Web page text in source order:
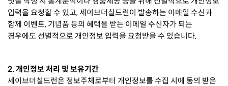
입력을 요청할 수 있고, 세이브더칠드런이 발송하는 이메일 수신과
함께 이벤트, 기념품 등의 혜택을 받는 이메일 수신자가 되는
경우에도 선별적으로 개인정보 입력을 요청받을 수 있습니다.
2. 개인정보 처리 및 보유기간
세이브더칠드런은 정보주체로부터 개인정보를 수집 시에 동의 받은